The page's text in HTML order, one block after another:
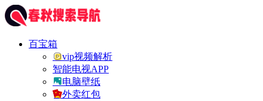
百宝箱
vip视频解析
智能电视APP
电脑壁纸
外卖红包